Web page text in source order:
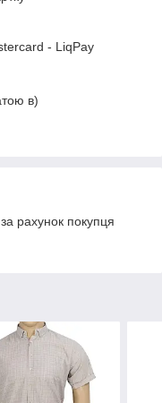
- LiqPay
в)
рахунок покупця